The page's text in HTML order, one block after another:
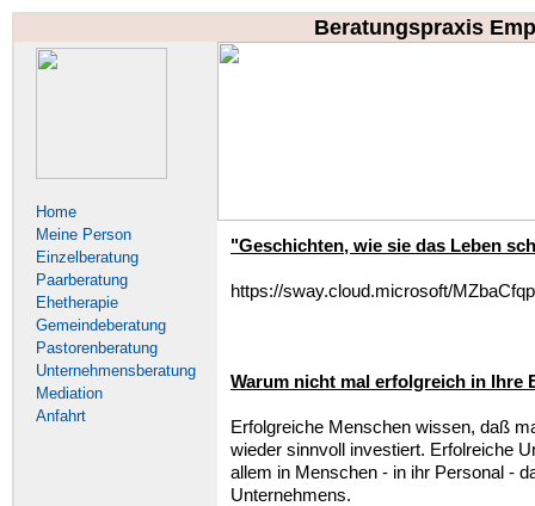
Beratungspraxis
Home
Meine Person
Einzelberatung
Paarberatung
Ehetherapie
Gemeindeberatung
Pastorenberatung
Unternehmensberatung
Mediation
Anfahrt
"Geschichten, wie sie das Leben
https://sway.cloud.microsoft/
Warum nicht mal erfolgreich in Ihre
Erfolgreiche Menschen wissen, daß
wieder sinnvoll investiert. Erfolreiche
allem in Menschen - in ihr Personal -
Unternehmens.